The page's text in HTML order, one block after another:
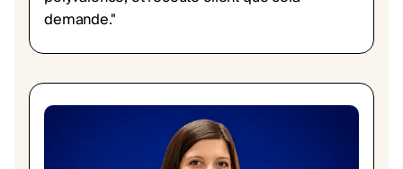
demande."